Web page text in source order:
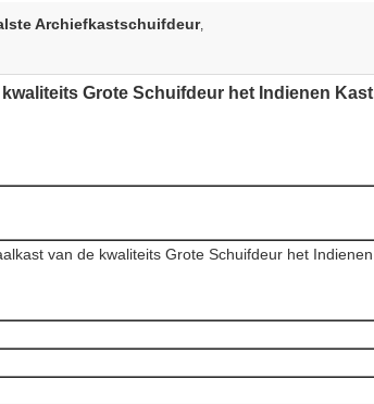
Archiefkastschuifdeur,
Grote Schuifdeur het Indienen Kast
van de kwaliteits Grote Schuifdeur het Indienen